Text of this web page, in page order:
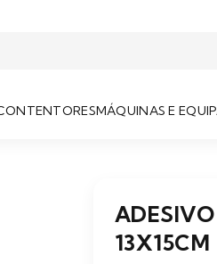
MÁQUINAS E
13X15CM